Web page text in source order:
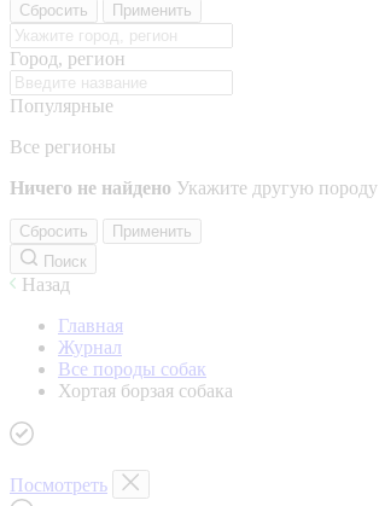
Сбросить Применить
Город, регион
Популярные
Все регионы
Ничего не найдено Укажите другую породу
Сбросить
Применить
Поиск
Назад
Главная
Журнал
Все породы собак
Хортая борзая собака
Посмотреть